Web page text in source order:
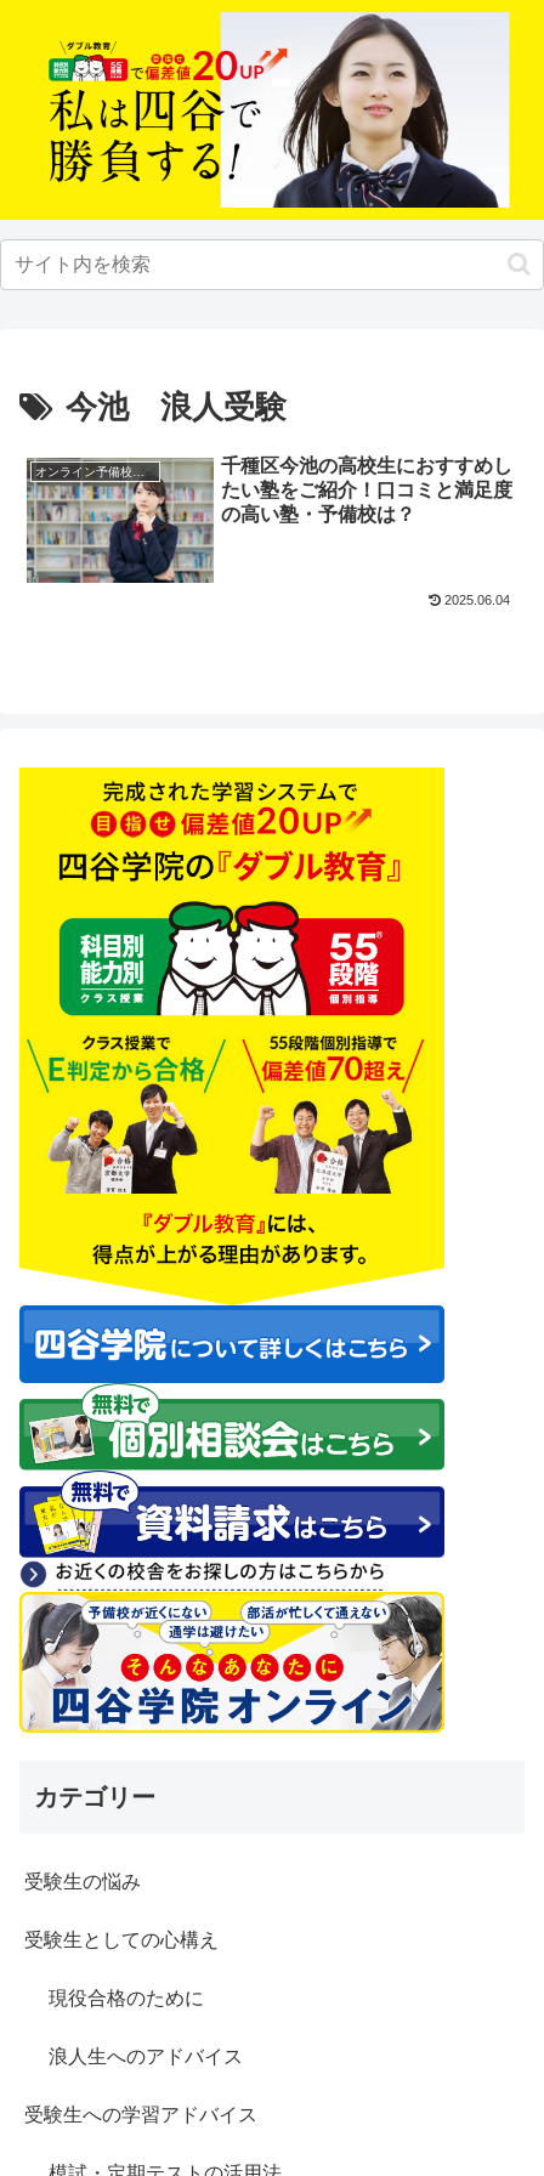
今池 浪人受験
千種区今池の高校生におすすめし
たい塾をご紹介！口コミと満足度
の高い塾・予備校は？
2025.06.04
カテゴリー
受験生の悩み
受験生としての心構え
現役合格のために
浪人生へのアドバイス
受験生への学習アドバイス